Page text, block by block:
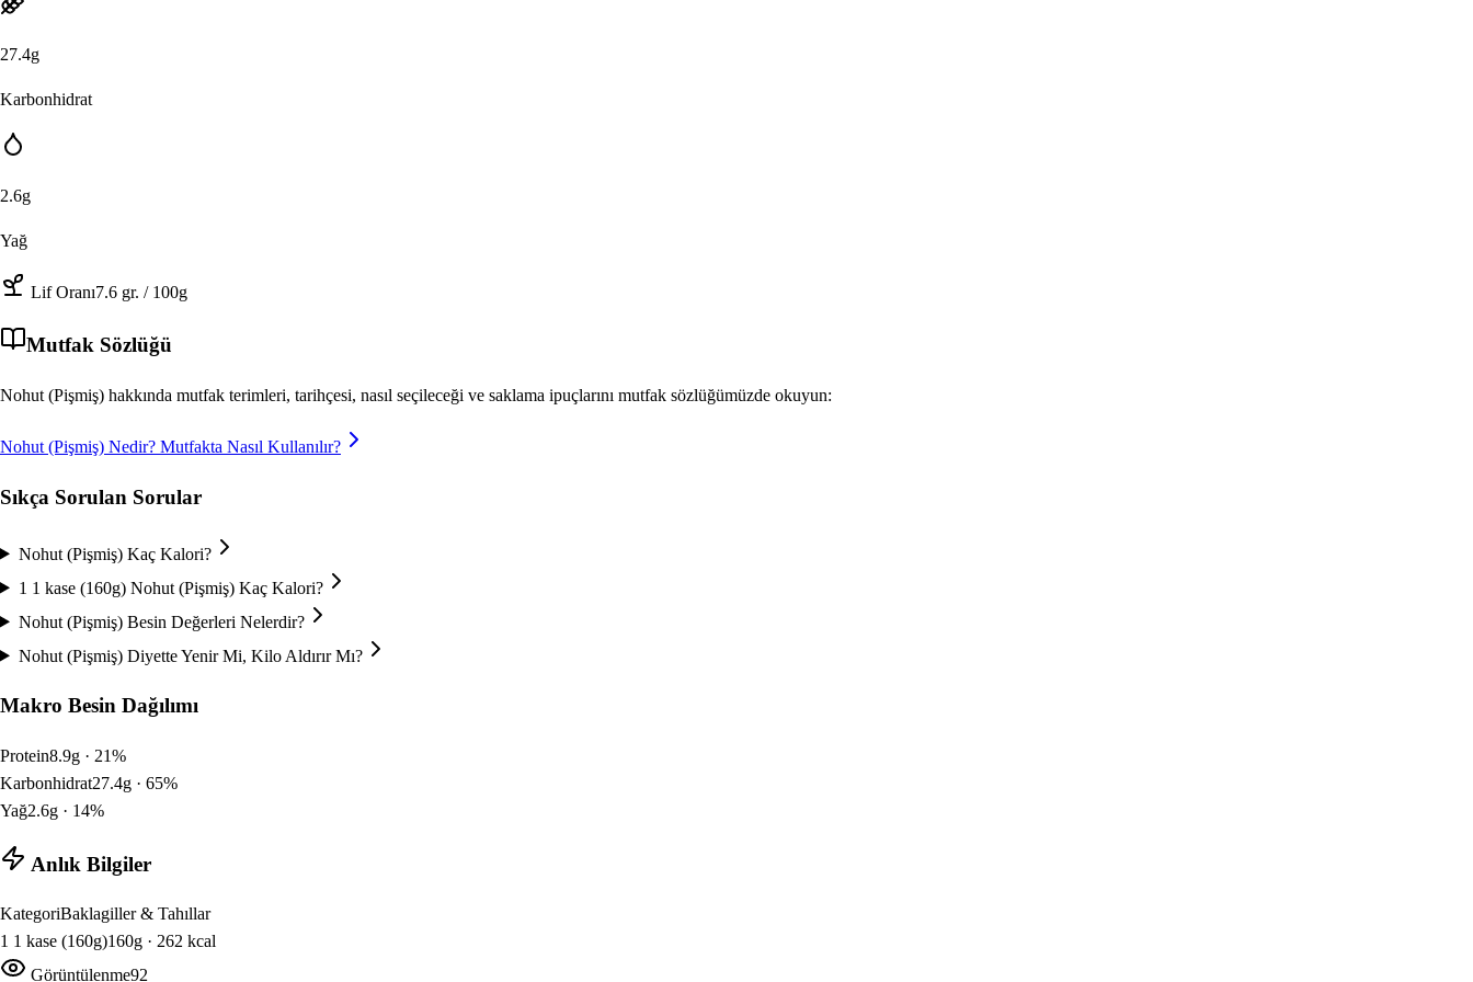
27.4g
Karbonhidrat
2.6g
Yağ
Lif Oranı7.6 gr. / 100g
Mutfak Sözlüğü
Nohut (Pişmiş) hakkında mutfak terimleri, tarihçesi, nasıl seçileceği ve saklama ipuçlarını mutfak sözlüğümüzde okuyun:
Nohut (Pişmiş) Nedir? Mutfakta Nasıl Kullanılır?
Sıkça Sorulan Sorular
Nohut (Pişmiş) Kaç Kalori?
1 1 kase (160g) Nohut (Pişmiş) Kaç Kalori?
Nohut (Pişmiş) Besin Değerleri Nelerdir?
Nohut (Pişmiş) Diyette Yenir Mi, Kilo Aldırır Mı?
Makro Besin Dağılımı
Protein8.9g · 21%
Karbonhidrat27.4g · 65%
Yağ2.6g · 14%
Anlık Bilgiler
KategoriBaklagiller & Tahıllar
1 1 kase (160g)160g · 262 kcal
Görüntülenme92